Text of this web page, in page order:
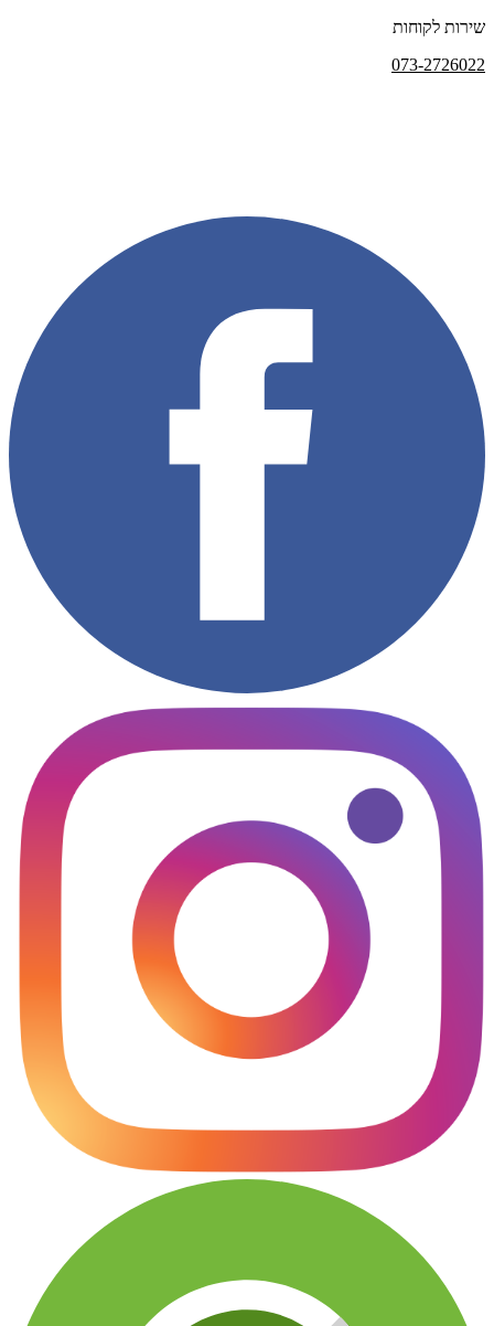
שירות לקוחות
073-2726022